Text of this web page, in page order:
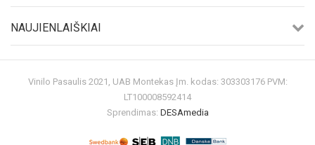
NAUJIENLAIŠKIAI
Vinilo Pasaulis 2021, UAB Montekas Įm. kodas: 303303176 PVM:
LT100008592414
Sprendimas: DESAmedia